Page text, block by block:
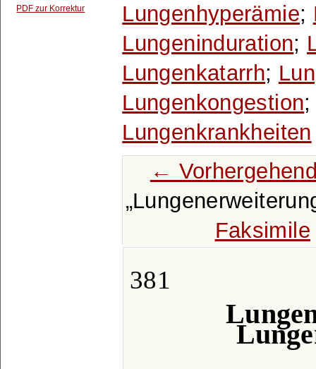
PDF zur Korrektur
Lungenhyperämie;
Lungeninduration;
Lungenkatarrh;
Lungenkongestion
Lungenkrankheiten
←
Faksimile
381